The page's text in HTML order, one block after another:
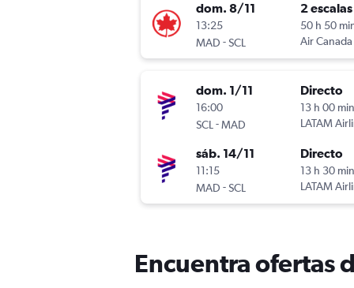
dom. 8/11
13:25
MAD -SCL
2 escalas
50 h 50
Air Canada
dom. 1/11
16:00
SCL -MAD
Directo
13 h 00 min
LATAM
sáb. 14/11
11:15
MAD -SCL
Directo
13 h 30 min
LATAM
Encuentra ofertas